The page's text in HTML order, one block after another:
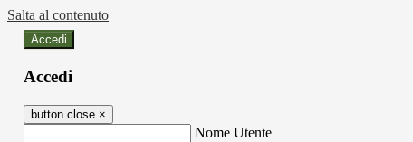
Salta al contenuto
Accedi
Accedi
button close ×
Nome Utente